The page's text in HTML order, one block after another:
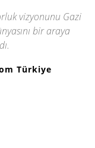
vizyonunu Gazi
bir araya
Türkiye